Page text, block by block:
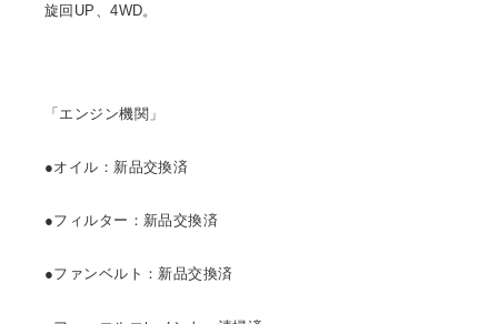
旋回UP、4WD。
「エンジン機関」
●オイル：新品交換済
●フィルター：新品交換済
●ファンベルト：新品交換済